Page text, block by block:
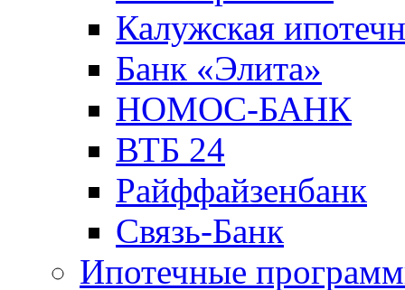
Калужская
Банк «Элита»
НОМОС-БАНК
ВТБ 24
Райффайзенбанк
Связь-Банк
Ипотечные